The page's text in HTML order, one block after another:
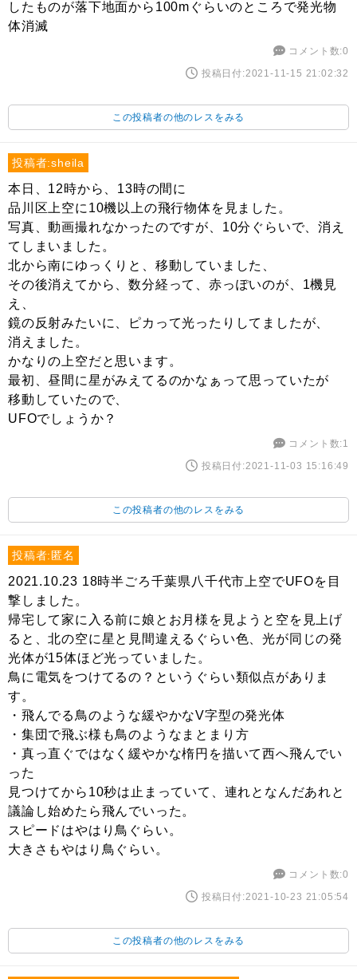
したものが落下地面から100mぐらいのところで発光物
体消滅
コメント数:0
投稿日付:2021-11-15 21:02:32
この投稿者の他のレスをみる
投稿者:sheila
本日、12時から、13時の間に
品川区上空に10機以上の飛行物体を見ました。
写真、動画撮れなかったのですが、10分ぐらいで、消え
てしまいました。
北から南にゆっくりと、移動していました、
その後消えてから、数分経って、赤っぽいのが、1機見
え、
鏡の反射みたいに、ピカって光ったりしてましたが、
消えました。
かなりの上空だと思います。
最初、昼間に星がみえてるのかなぁって思っていたが
移動していたので、
UFOでしょうか？
コメント数:1
投稿日付:2021-11-03 15:16:49
この投稿者の他のレスをみる
投稿者:匿名
2021.10.23 18時半ごろ千葉県八千代市上空でUFOを目
撃しました。
帰宅して家に入る前に娘とお月様を見ようと空を見上げ
ると、北の空に星と見間違えるぐらい色、光が同じの発
光体が15体ほど光っていました。
鳥に電気をつけてるの？というぐらい類似点がありま
す。
・飛んでる鳥のような緩やかなV字型の発光体
・集団で飛ぶ様も鳥のようなまとまり方
・真っ直ぐではなく緩やかな楕円を描いて西へ飛んでい
った
見つけてから10秒は止まっていて、連れとなんだあれと
議論し始めたら飛んでいった。
スピードはやはり鳥ぐらい。
大きさもやはり鳥ぐらい。
コメント数:0
投稿日付:2021-10-23 21:05:54
この投稿者の他のレスをみる